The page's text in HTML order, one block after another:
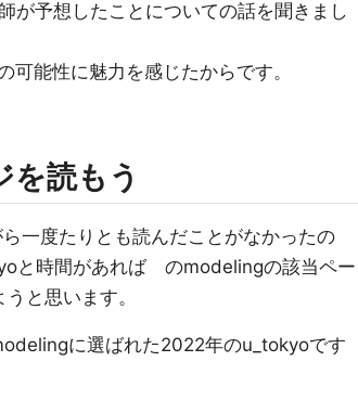
が予想したことについての話を聞きまし
能性に魅力を感じたからです。
読もう
一度たりとも読んだことがなかったの
と時間があれば のmodelingの該当ペー
と思います。
に選ばれた2022年のu_tokyoです